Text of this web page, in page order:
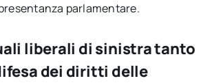
parlamentare.
liberali di sinistra tanto
dei diritti delle